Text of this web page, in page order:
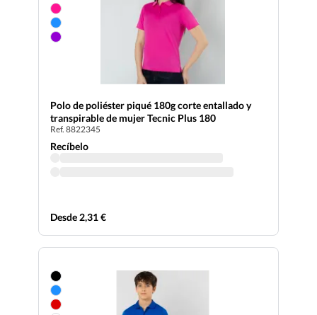
Polo de poliéster piqué 180g corte entallado y
transpirable de mujer Tecnic Plus 180
Ref. 8822345
Recíbelo
Desde 2,31 €